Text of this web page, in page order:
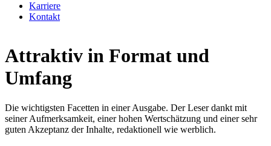
Karriere
Kontakt
Attraktiv in Format und
Umfang
Die wichtigsten Facetten in einer Ausgabe. Der Leser dankt mit
seiner Aufmerksamkeit, einer hohen Wertschätzung und einer sehr
guten Akzeptanz der Inhalte, redaktionell wie werblich.